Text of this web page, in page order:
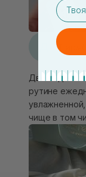
висипів
гарно
комфортно.
мені
його
Две недели
рутине
чище в том
email